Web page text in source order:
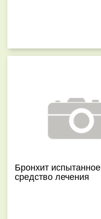
Бронхит испытанное
средство лечения